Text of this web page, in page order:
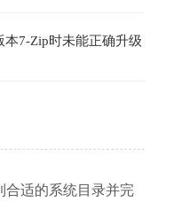
本7-Zip时未能正确升级
合适的系统目录并完